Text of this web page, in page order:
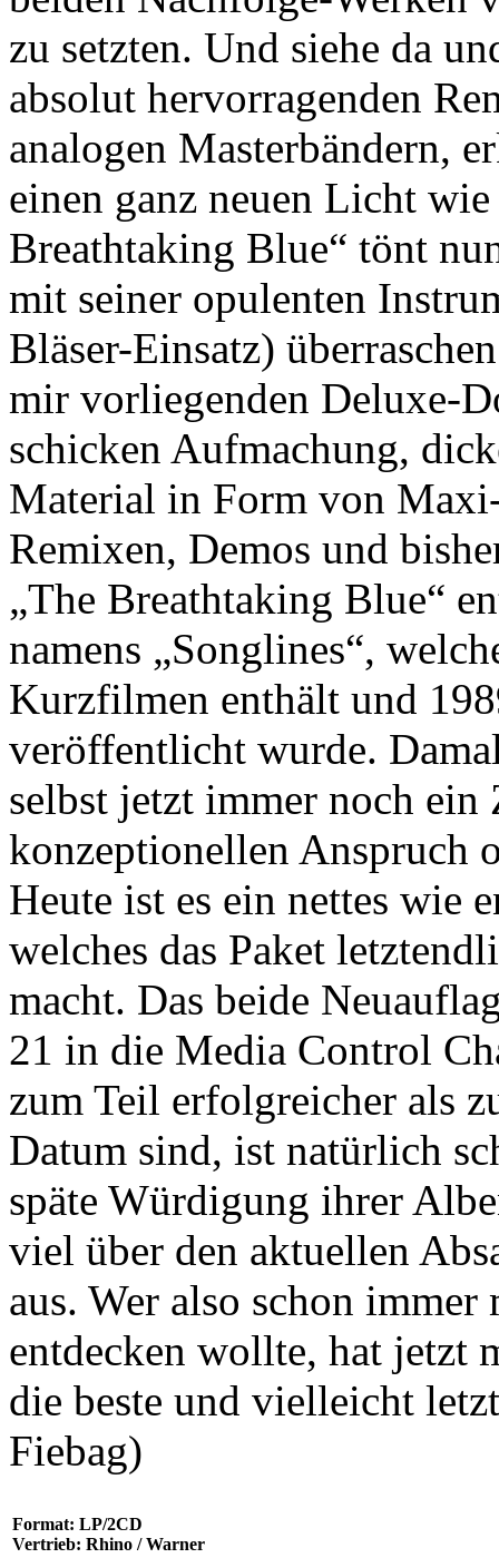
zu setzten. Und siehe da
absolut hervorragenden
analogen Masterbändern,
einen ganz neuen Licht
Breathtaking Blue“ tönt
mit seiner opulenten
Bläser-Einsatz)
mir vorliegenden Deluxe-
schicken Aufmachung,
Material in Form von
Remixen, Demos und
„The Breathtaking Blue“
namens „Songlines“,
Kurzfilmen enthält und
veröffentlicht wurde.
selbst jetzt immer noch
konzeptionellen Anspruch
Heute ist es ein nettes wie
welches das Paket
macht. Das beide
21 in die Media Control
zum Teil erfolgreicher als
Datum sind, ist natürlich
späte Würdigung ihrer
viel über den aktuellen
aus. Wer also schon
entdecken wollte, hat jetzt
die beste und vielleicht
Fiebag)
Format: LP/2CD
Vertrieb: Rhino / Warner